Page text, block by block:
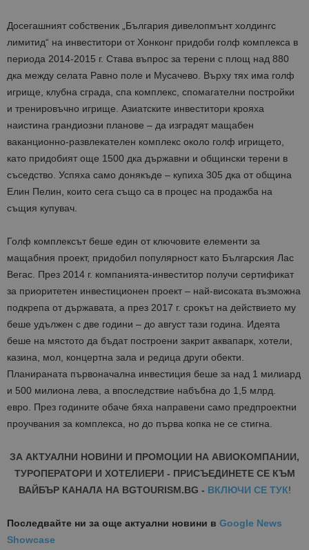
Досегашният собственик „България дивелопмънт холдингс
лимитид“ на инвеститори от Хонконг придоби голф комплекса в
периода 2014-2015 г. Става въпрос за терени с площ над 880
дка между селата Равно поле и Мусачево. Върху тях има голф
игрище, клубна сграда, спа комплекс, спомагателни постройки
и тренировъчно игрище. Азиатските инвеститори крояха
наистина грандиозни планове – да изградят мащабен
ваканционно-развлекателен комплекс около голф игрището,
като придобият още 1500 дка държавни и общински терени в
съседство. Успяха само донякъде – купиха 305 дка от община
Елин Пелин, които сега също са в процес на продажба на
същия купувач.
Голф комплексът беше един от ключовите елементи за
мащабния проект, придобил популярност като Българския Лас
Вегас. През 2014 г. компанията-инвеститор получи сертификат
за приоритетен инвестиционен проект – най-високата възможна
подкрепа от държавата, а през 2017 г. срокът на действието му
беше удължен с две години – до август тази година. Идеята
беше на мястото да бъдат построени закрит аквапарк, хотели,
казина, мол, концертна зала и редица други обекти.
Планираната първоначална инвестиция беше за над 1 милиард
и 500 милиона лева, а впоследствие набъбна до 1,5 млрд.
евро. През годините обаче бяха направени само предпроектни
проучвания за комплекса, но до първа копка не се стигна.
ЗА АКТУАЛНИ НОВИНИ И ПРОМОЦИИ НА АВИОКОМПАНИИ,
ТУРОПЕРАТОРИ И ХОТЕЛИЕРИ - ПРИСЪЕДИНЕТЕ СЕ КЪМ
ВАЙБЪР КАНАЛА НА BGTOURISM.BG - ВКЛЮЧИ СЕ ТУК!
Последвайте ни за още актуални новини в Google News
Showcase